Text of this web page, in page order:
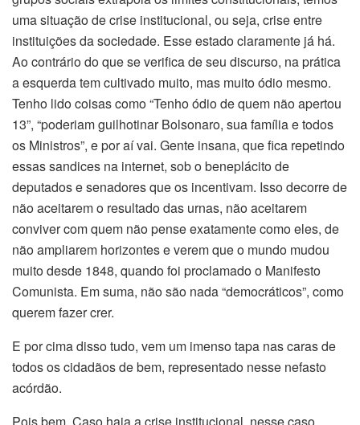
uma situação de crise institucional, ou seja, crise entre
instituições da sociedade. Esse estado claramente já há.
Ao contrário do que se verifica de seu discurso, na prática
a esquerda tem cultivado muito, mas muito ódio mesmo.
Tenho lido coisas como “Tenho ódio de quem não apertou
13”, “poderiam guilhotinar Bolsonaro, sua família e todos
os Ministros”, e por aí vai. Gente insana, que fica repetindo
essas sandices na internet, sob o beneplácito de
deputados e senadores que os incentivam. Isso decorre de
não aceitarem o resultado das urnas, não aceitarem
conviver com quem não pense exatamente como eles, de
não ampliarem horizontes e verem que o mundo mudou
muito desde 1848, quando foi proclamado o Manifesto
Comunista. Em suma, não são nada “democráticos”, como
querem fazer crer.
E por cima disso tudo, vem um imenso tapa nas caras de
todos os cidadãos de bem, representado nesse nefasto
acórdão.